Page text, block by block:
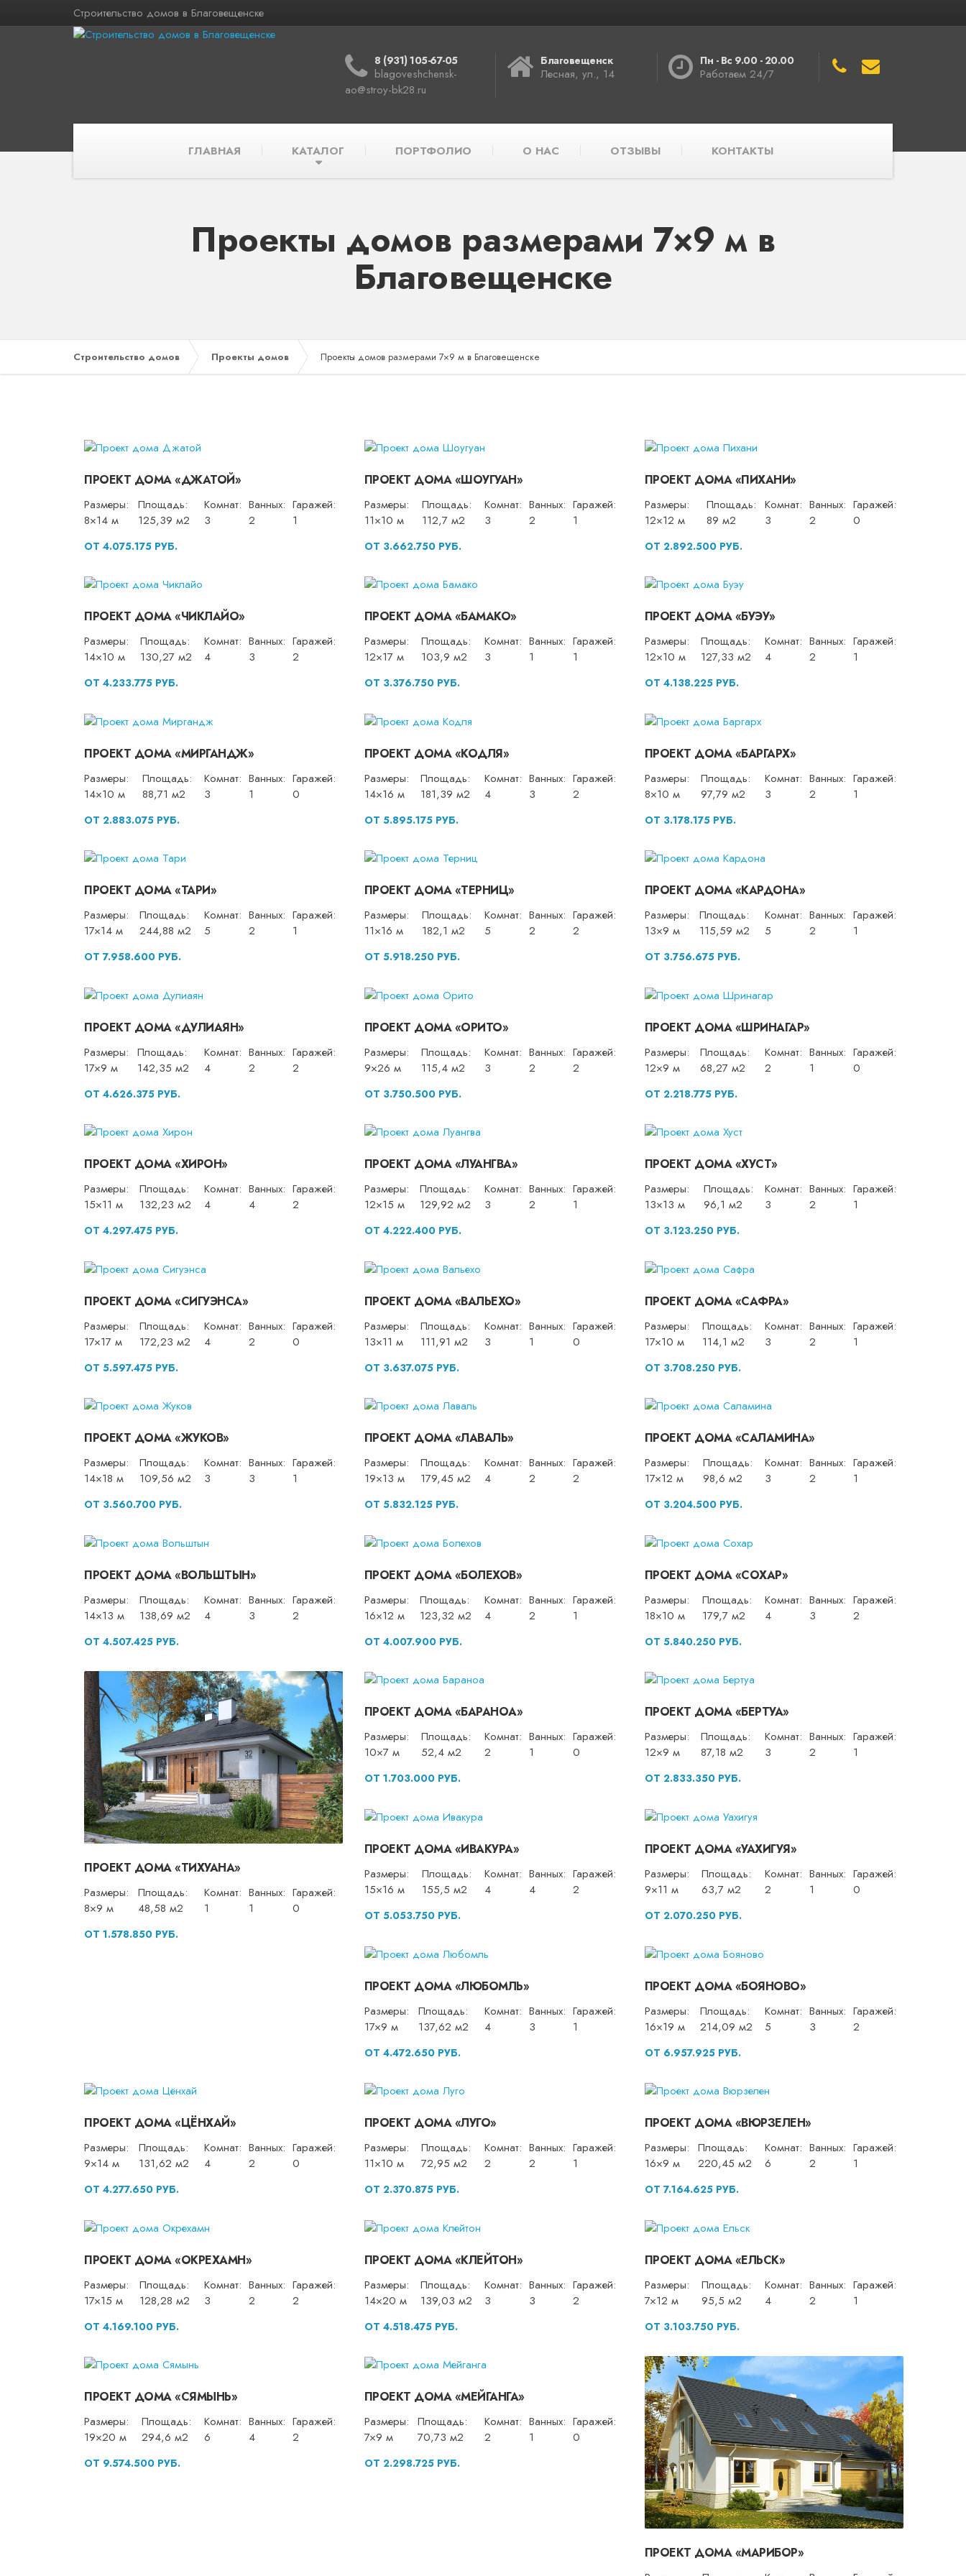
Строительство домов в Благовещенске
8 (931) 105-67-05
blagoveshchensk-
ao@stroy-bk28.ru
Благовещенск
Лесная, ул., 14
Пн - Вс 9.00 - 20.00
Работаем 24/7
ГЛАВНАЯ КАТАЛОГ ПОРТФОЛИО О НАС ОТЗЫВЫ КОНТАКТЫ
Проекты домов размерами 7×9 м в
Благовещенске
Строительство домов Проекты домов Проекты домов размерами 7×9 м в Благовещенске
ПРОЕКТ ДОМА «ДЖАТОЙ»
Размеры:
8×14 м
Площадь:
125,39 м2
Комнат:
3
Ванных:
2
Гаражей:
1
ОТ 4.075.175 РУБ.
ПРОЕКТ ДОМА «ШОУГУАН»
Размеры:
11×10 м
Площадь:
112,7 м2
Комнат:
3
Ванных:
2
Гаражей:
1
ОТ 3.662.750 РУБ.
ПРОЕКТ ДОМА «ПИХАНИ»
Размеры:
12×12 м
Площадь:
89 м2
Комнат:
3
Ванных:
2
Гаражей:
0
ОТ 2.892.500 РУБ.
ПРОЕКТ ДОМА «ЧИКЛАЙО»
Размеры:
14×10 м
Площадь:
130,27 м2
Комнат:
4
Ванных:
3
Гаражей:
2
ОТ 4.233.775 РУБ.
ПРОЕКТ ДОМА «БАМАКО»
Размеры:
12×17 м
Площадь:
103,9 м2
Комнат:
3
Ванных:
1
Гаражей:
1
ОТ 3.376.750 РУБ.
ПРОЕКТ ДОМА «БУЭУ»
Размеры:
12×10 м
Площадь:
127,33 м2
Комнат:
4
Ванных:
2
Гаражей:
1
ОТ 4.138.225 РУБ.
ПРОЕКТ ДОМА «МИРГАНДЖ»
Размеры:
14×10 м
Площадь:
88,71 м2
Комнат:
3
Ванных:
1
Гаражей:
0
ОТ 2.883.075 РУБ.
ПРОЕКТ ДОМА «КОДЛЯ»
Размеры:
14×16 м
Площадь:
181,39 м2
Комнат:
4
Ванных:
3
Гаражей:
2
ОТ 5.895.175 РУБ.
ПРОЕКТ ДОМА «БАРГАРХ»
Размеры:
8×10 м
Площадь:
97,79 м2
Комнат:
3
Ванных:
2
Гаражей:
1
ОТ 3.178.175 РУБ.
ПРОЕКТ ДОМА «ТАРИ»
Размеры:
17×14 м
Площадь:
244,88 м2
Комнат:
5
Ванных:
2
Гаражей:
1
ОТ 7.958.600 РУБ.
ПРОЕКТ ДОМА «ТЕРНИЦ»
Размеры:
11×16 м
Площадь:
182,1 м2
Комнат:
5
Ванных:
2
Гаражей:
2
ОТ 5.918.250 РУБ.
ПРОЕКТ ДОМА «КАРДОНА»
Размеры:
13×9 м
Площадь:
115,59 м2
Комнат:
5
Ванных:
2
Гаражей:
1
ОТ 3.756.675 РУБ.
ПРОЕКТ ДОМА «ДУЛИАЯН»
Размеры:
17×9 м
Площадь:
142,35 м2
Комнат:
4
Ванных:
2
Гаражей:
2
ОТ 4.626.375 РУБ.
ПРОЕКТ ДОМА «ОРИТО»
Размеры:
9×26 м
Площадь:
115,4 м2
Комнат:
3
Ванных:
2
Гаражей:
2
ОТ 3.750.500 РУБ.
ПРОЕКТ ДОМА «ШРИНАГАР»
Размеры:
12×9 м
Площадь:
68,27 м2
Комнат:
2
Ванных:
1
Гаражей:
0
ОТ 2.218.775 РУБ.
ПРОЕКТ ДОМА «ХИРОН»
Размеры:
15×11 м
Площадь:
132,23 м2
Комнат:
4
Ванных:
4
Гаражей:
2
ОТ 4.297.475 РУБ.
ПРОЕКТ ДОМА «ЛУАНГВА»
Размеры:
12×15 м
Площадь:
129,92 м2
Комнат:
3
Ванных:
2
Гаражей:
1
ОТ 4.222.400 РУБ.
ПРОЕКТ ДОМА «ХУСТ»
Размеры:
13×13 м
Площадь:
96,1 м2
Комнат:
3
Ванных:
2
Гаражей:
1
ОТ 3.123.250 РУБ.
ПРОЕКТ ДОМА «СИГУЭНСА»
Размеры:
17×17 м
Площадь:
172,23 м2
Комнат:
4
Ванных:
2
Гаражей:
0
ОТ 5.597.475 РУБ.
ПРОЕКТ ДОМА «ВАЛЬЕХО»
Размеры:
13×11 м
Площадь:
111,91 м2
Комнат:
3
Ванных:
1
Гаражей:
0
ОТ 3.637.075 РУБ.
ПРОЕКТ ДОМА «САФРА»
Размеры:
17×10 м
Площадь:
114,1 м2
Комнат:
3
Ванных:
2
Гаражей:
1
ОТ 3.708.250 РУБ.
ПРОЕКТ ДОМА «ЖУКОВ»
Размеры:
14×18 м
Площадь:
109,56 м2
Комнат:
3
Ванных:
3
Гаражей:
1
ОТ 3.560.700 РУБ.
ПРОЕКТ ДОМА «ЛАВАЛЬ»
Размеры:
19×13 м
Площадь:
179,45 м2
Комнат:
4
Ванных:
2
Гаражей:
2
ОТ 5.832.125 РУБ.
ПРОЕКТ ДОМА «САЛАМИНА»
Размеры:
17×12 м
Площадь:
98,6 м2
Комнат:
3
Ванных:
2
Гаражей:
1
ОТ 3.204.500 РУБ.
ПРОЕКТ ДОМА «ВОЛЬШТЫН»
Размеры:
14×13 м
Площадь:
138,69 м2
Комнат:
4
Ванных:
3
Гаражей:
2
ОТ 4.507.425 РУБ.
ПРОЕКТ ДОМА «БОЛЕХОВ»
Размеры:
16×12 м
Площадь:
123,32 м2
Комнат:
4
Ванных:
2
Гаражей:
1
ОТ 4.007.900 РУБ.
ПРОЕКТ ДОМА «СОХАР»
Размеры:
18×10 м
Площадь:
179,7 м2
Комнат:
4
Ванных:
3
Гаражей:
2
ОТ 5.840.250 РУБ.
ПРОЕКТ ДОМА «ТИХУАНА»
Размеры:
8×9 м
Площадь:
48,58 м2
Комнат:
1
Ванных:
1
Гаражей:
0
ОТ 1.578.850 РУБ.
ПРОЕКТ ДОМА «БАРАНОА»
Размеры:
10×7 м
Площадь:
52,4 м2
Комнат:
2
Ванных:
1
Гаражей:
0
ОТ 1.703.000 РУБ.
ПРОЕКТ ДОМА «БЕРТУА»
Размеры:
12×9 м
Площадь:
87,18 м2
Комнат:
3
Ванных:
2
Гаражей:
1
ОТ 2.833.350 РУБ.
ПРОЕКТ ДОМА «ИВАКУРА»
Размеры:
15×16 м
Площадь:
155,5 м2
Комнат:
4
Ванных:
4
Гаражей:
2
ОТ 5.053.750 РУБ.
ПРОЕКТ ДОМА «УАХИГУЯ»
Размеры:
9×11 м
Площадь:
63,7 м2
Комнат:
2
Ванных:
1
Гаражей:
0
ОТ 2.070.250 РУБ.
ПРОЕКТ ДОМА «ЛЮБОМЛЬ»
Размеры:
17×9 м
Площадь:
137,62 м2
Комнат:
4
Ванных:
3
Гаражей:
1
ОТ 4.472.650 РУБ.
ПРОЕКТ ДОМА «БОЯНОВО»
Размеры:
16×19 м
Площадь:
214,09 м2
Комнат:
5
Ванных:
3
Гаражей:
2
ОТ 6.957.925 РУБ.
ПРОЕКТ ДОМА «ЦЁНХАЙ»
Размеры:
9×14 м
Площадь:
131,62 м2
Комнат:
4
Ванных:
2
Гаражей:
0
ОТ 4.277.650 РУБ.
ПРОЕКТ ДОМА «ЛУГО»
Размеры:
11×10 м
Площадь:
72,95 м2
Комнат:
2
Ванных:
2
Гаражей:
1
ОТ 2.370.875 РУБ.
ПРОЕКТ ДОМА «ВЮРЗЕЛЕН»
Размеры:
16×9 м
Площадь:
220,45 м2
Комнат:
6
Ванных:
2
Гаражей:
1
ОТ 7.164.625 РУБ.
ПРОЕКТ ДОМА «ОКРЕХАМН»
Размеры:
17×15 м
Площадь:
128,28 м2
Комнат:
3
Ванных:
2
Гаражей:
2
ОТ 4.169.100 РУБ.
ПРОЕКТ ДОМА «КЛЕЙТОН»
Размеры:
14×20 м
Площадь:
139,03 м2
Комнат:
3
Ванных:
3
Гаражей:
2
ОТ 4.518.475 РУБ.
ПРОЕКТ ДОМА «ЕЛЬСК»
Размеры:
7×12 м
Площадь:
95,5 м2
Комнат:
4
Ванных:
2
Гаражей:
1
ОТ 3.103.750 РУБ.
ПРОЕКТ ДОМА «СЯМЫНЬ»
Размеры:
19×20 м
Площадь:
294,6 м2
Комнат:
6
Ванных:
4
Гаражей:
2
ОТ 9.574.500 РУБ.
ПРОЕКТ ДОМА «МЕЙГАНГА»
Размеры:
7×9 м
Площадь:
70,73 м2
Комнат:
2
Ванных:
1
Гаражей:
0
ОТ 2.298.725 РУБ.
ПРОЕКТ ДОМА «МАРИБОР»